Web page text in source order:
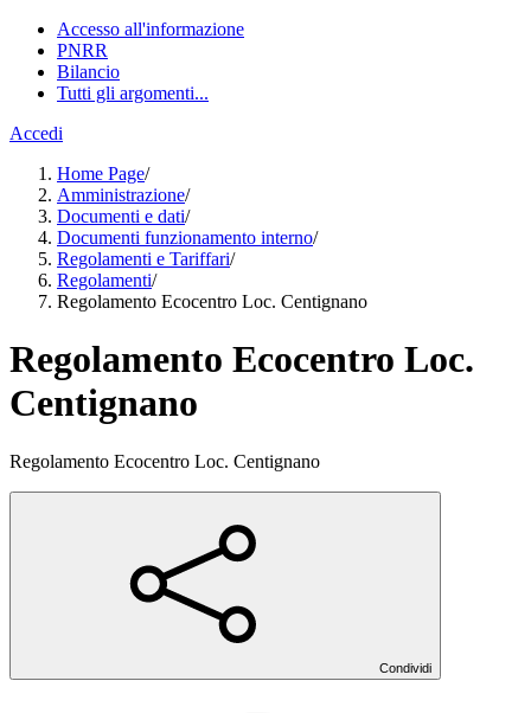
Accesso all'informazione
PNRR
Bilancio
Tutti gli argomenti...
Accedi
Home Page/
Amministrazione/
Documenti e dati/
Documenti funzionamento interno/
Regolamenti e Tariffari/
Regolamenti/
Regolamento Ecocentro Loc. Centignano
Regolamento Ecocentro Loc.
Centignano
Regolamento Ecocentro Loc. Centignano
Condividi